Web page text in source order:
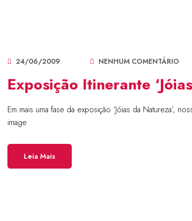
24/06/2009 NENHUM COMENTÁRIO
Exposição Itinerante
Em mais uma fase da exposição ‘Jóias da Natureza’,
image
Leia Mais